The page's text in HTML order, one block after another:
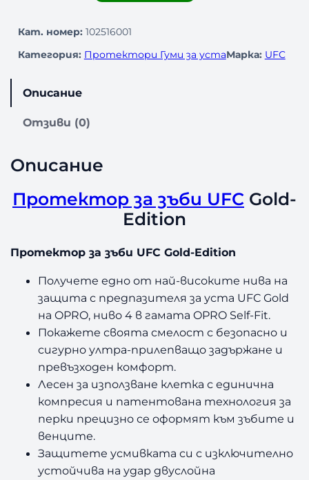
л
ч
т
а
р
о
к
Кат. номер: 102516001
Категория: Протектори Гуми за устаМарка: UFC
Описание
Отзиви (0)
Описание
Протектор за зъби UFC Gold-
Edition
Протектор за зъби UFC Gold-Edition
Получете едно от най-високите нива на
защита с предпазителя за уста UFC Gold
на OPRO, ниво 4 в гамата OPRO Self-Fit.
Покажете своята смелост с безопасно и
сигурно ултра-прилепващо задържане и
превъзходен комфорт.
Лесен за използване клетка с единична
компресия и патентована технология за
перки прецизно се оформят към зъбите и
венците.
Защитете усмивката си с изключително
устойчива на удар двуслойна